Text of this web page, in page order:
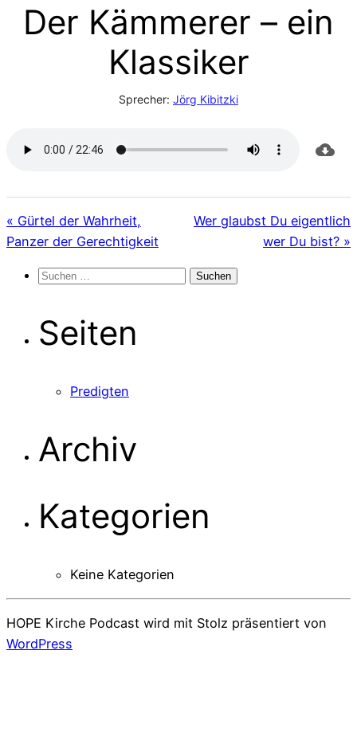
Der Kämmerer – ein
Klassiker
Sprecher: Jörg Kibitzki
« Gürtel der Wahrheit,
Panzer der Gerechtigkeit
Wer glaubst Du eigentlich
wer Du bist? »
Suchen
Seiten
Predigten
Archiv
Kategorien
Keine Kategorien
HOPE Kirche Podcast wird mit Stolz präsentiert von
WordPress